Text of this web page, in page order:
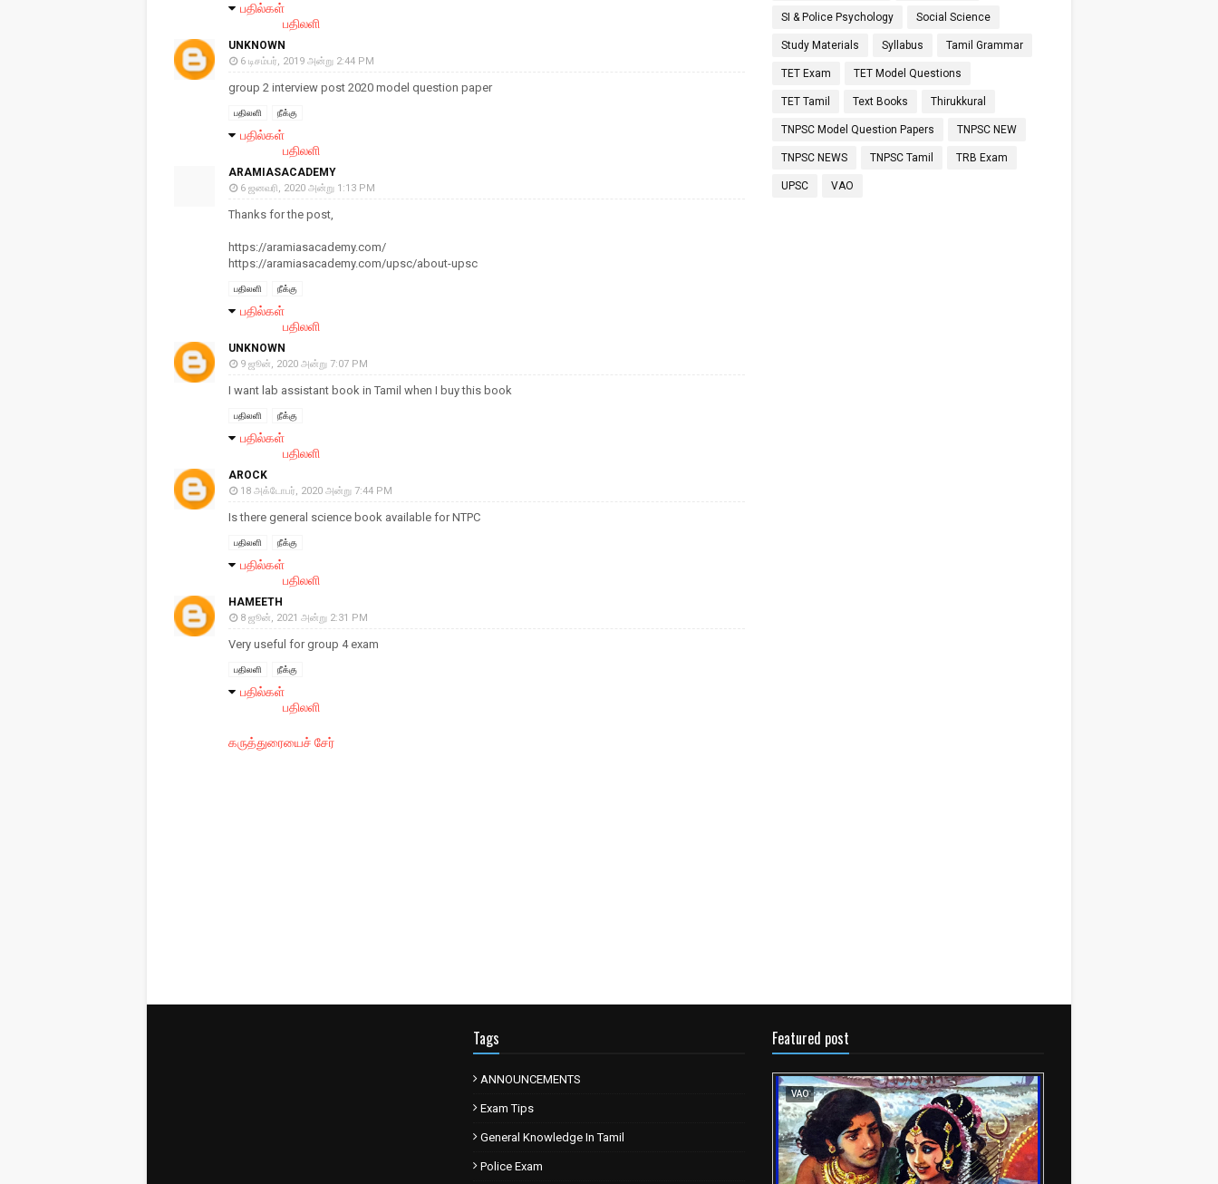
பதில்கள்
பதிலளி
UNKNOWN
6 டிசம்பர், 2019 அன்று 2:44 PM
group 2 interview post 2020 model question paper
பதிலளி நீக்கு
பதில்கள்
பதிலளி
ARAMIASACADEMY
6 ஜனவரி, 2020 அன்று 1:13 PM
Thanks for the post,
https://aramiasacademy.com/
https://aramiasacademy.com/upsc/about-upsc
பதிலளி நீக்கு
பதில்கள்
பதிலளி
UNKNOWN
9 ஜூன், 2020 அன்று 7:07 PM
I want lab assistant book in Tamil when I buy this book
பதிலளி நீக்கு
பதில்கள்
பதிலளி
AROCK
18 அக்டோபர், 2020 அன்று 7:44 PM
Is there general science book available for NTPC
பதிலளி நீக்கு
பதில்கள்
பதிலளி
HAMEETH
8 ஜூன், 2021 அன்று 2:31 PM
Very useful for group 4 exam
பதிலளி நீக்கு
பதில்கள்
பதிலளி
கருத்துரையைச் சேர்
SI & Police Psychology Social Science
Study Materials Syllabus Tamil Grammar
TET Exam TET Model Questions
TET Tamil Text Books Thirukkural
TNPSC Model Question Papers TNPSC NEW
TNPSC NEWS TNPSC Tamil TRB Exam
UPSC VAO
Tags
ANNOUNCEMENTS
Exam Tips
General Knowledge In Tamil
Police Exam
Featured post
VAO